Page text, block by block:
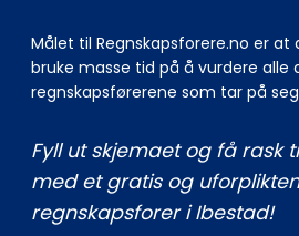
Målet til Regnskapsforere.no er
bruke masse tid på å vurdere alle
regnskapsførerene som tar på
Fyll ut skjemaet og få rask
med et gratis og
regnskapsforer i Ibestad!